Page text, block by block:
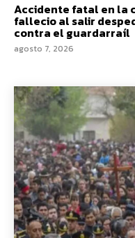
Accidente fatal en la
fallecio al salir
contra el guardarraíl
agosto 7, 2026